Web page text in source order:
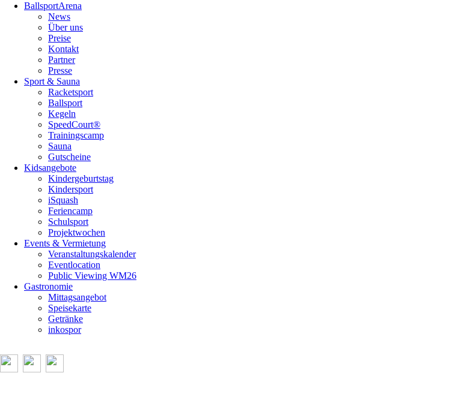
überspringenBallsportArena
News
Über uns
Preise
Kontakt
Partner
Presse
Sport & Sauna
Racketsport
Ballsport
Kegeln
SpeedCourt®
Trainingscamp
Sauna
Gutscheine
Kidsangebote
Kindergeburtstag
Kindersport
iSquash
Feriencamp
Schulsport
Projektwochen
Events & Vermietung
Veranstaltungskalender
Eventlocation
Public Viewing WM26
Gastronomie
Mittagsangebot
Speisekarte
Getränke
inkospor